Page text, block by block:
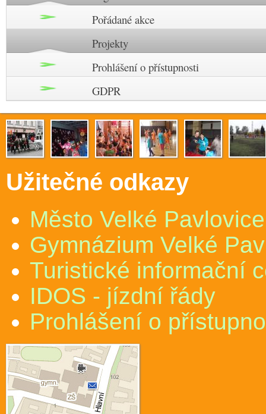
Pořádané akce
Projekty
Prohlášení o přístupnosti
GDPR
Užitečné odkazy
Město Velké Pavlovice
Gymnázium Velké
Turistické informační
IDOS - jízdní řády
Prohlášení o